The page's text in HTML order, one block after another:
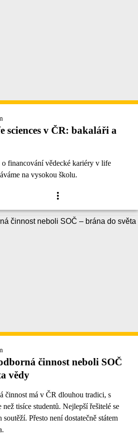
sciences v ČR: bakaláři a
financování vědecké kariéry v life
na vysokou školu.
činnost neboli SOČ
vědy
činnost má v ČR dlouhou tradici, s
tisíce studentů. Nejlepší řešitelé se
Přesto není dostatečně státem